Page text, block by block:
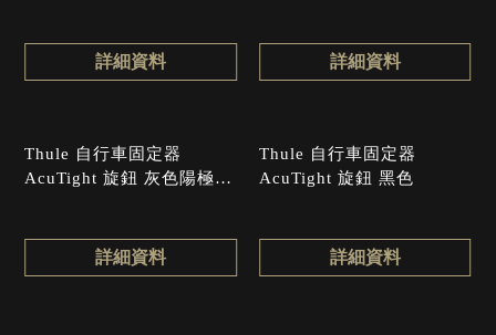
詳細資料 詳細資料
Thule 自行車固定器
AcuTight 旋鈕 灰色陽極氧
詳細資料
Thule 自行車固定器
AcuTight 旋鈕 黑色
詳細資料